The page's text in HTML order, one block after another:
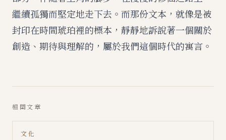
繼續孤獨而堅定地走下去。而那份文本，就像是被
封印在時間琥珀裡的標本，靜靜地訴說著一個關於
創造、期待與理解的，屬於我們這個時代的寓言。
相關文章
文化